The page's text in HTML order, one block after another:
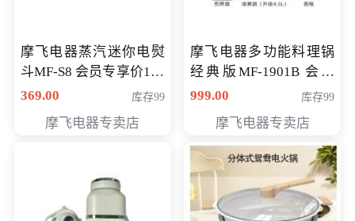
摩飞电器蒸汽迷你电熨
斗MF-S8 会员专享价168
元
369.00 库存99
摩飞电器专卖店
摩飞电器多功能料理锅
经典版MF-1901B 会员
专享价399元
999.00 库存99
摩飞电器专卖店